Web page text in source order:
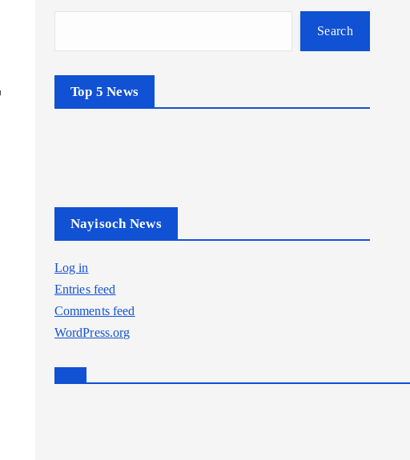
Search
Top 5 News
Nayisoch News
Log in
Entries feed
Comments feed
WordPress.org